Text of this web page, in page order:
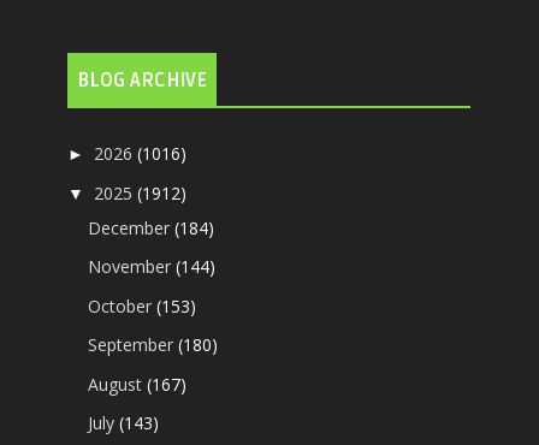
BLOG ARCHIVE
► 2026(1016)
▼ 2025(1912)
December(184)
November(144)
October(153)
September(180)
August(167)
July(143)